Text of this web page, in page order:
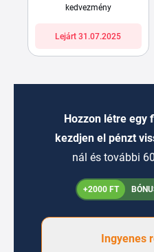
kedvezmény
Lejárt 31.07.2025
Hozzon létre egy
kezdjen el pénzt
nál és további
+2000 FT
Ingyenes